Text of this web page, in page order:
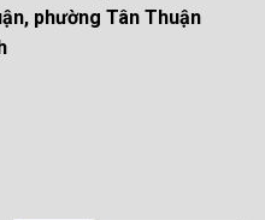
phường Tân Thuận